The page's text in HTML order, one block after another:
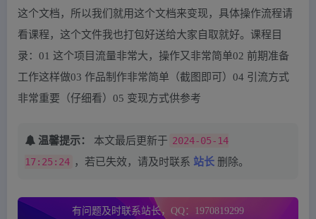
这个文档，所以我们就用这个文档来变现，具体操作流程请
看课程，这个文件我也打包好送给大家自取就好。课程目
录：01 这个项目流量非常大，操作又非常简单02 前期准备
工作这样做03 作品制作非常简单（截图即可）04 引流方式
非常重要（仔细看）05 变现方式供参考
温馨提示： 本文最后更新于 2024-05-14
17:25:24 ，若已失效，请及时联系 站长 删除。
有问题及时联系站长，QQ：1970819299